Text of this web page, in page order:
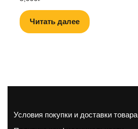
Читать далее
Условия покупки и доставки товара